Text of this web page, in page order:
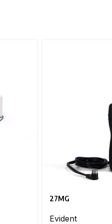
27MG
Evident